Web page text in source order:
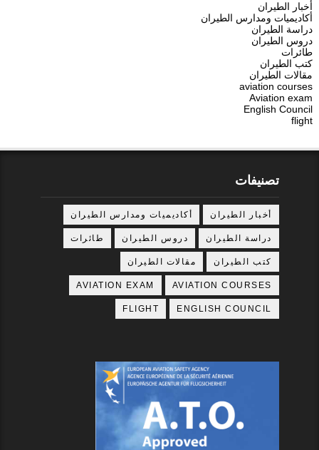
أخبار الطيران
أكاديميات ومدارس الطيران
دراسة الطيران
دروس الطيران
طائرات
كتب الطيران
مقالات الطيران
aviation courses
Aviation exam
English Council
flight
تصنيفات
أخبار الطيران أكاديميات ومدارس الطيران
دراسة الطيران دروس الطيران طائرات
كتب الطيران مقالات الطيران
AVIATION COURSES
AVIATION EXAM
ENGLISH COUNCIL
FLIGHT